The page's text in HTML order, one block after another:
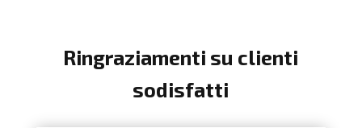
Ringraziamenti su clienti
sodisfatti